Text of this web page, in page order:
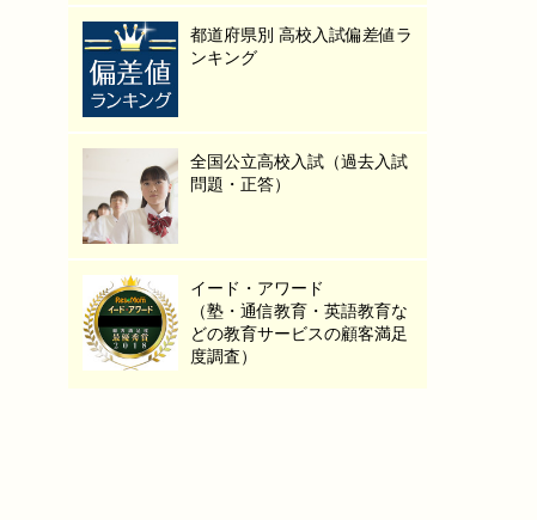
都道府県別 高校入試偏差値ラ
ンキング
全国公立高校入試（過去入試
問題・正答）
イード・アワード
（塾・通信教育・英語教育な
どの教育サービスの顧客満足
度調査）